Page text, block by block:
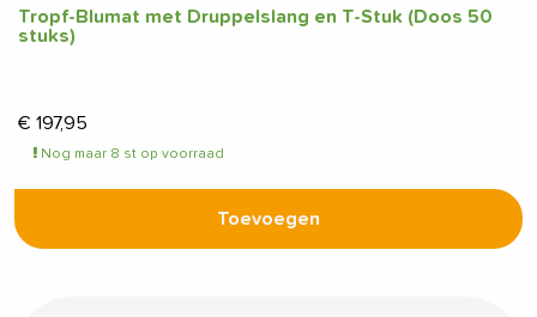
Tropf-Blumat met Druppelslang en T-Stuk (Doos 50
stuks)
€ 197,95
Nog maar 8 st op voorraad
Toevoegen